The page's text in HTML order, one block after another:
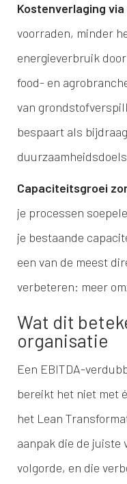
Kostenverlaging
voorraden, minder
energieverbruik
food- en
van
bespaart als
Capaciteitsgroei
je processen
je bestaande
een van de meest
verbeteren: meer
Wat dit
organisatie
Een EBITDA-
bereikt het niet met
het Lean
aanpak die de juiste
volgorde, en die